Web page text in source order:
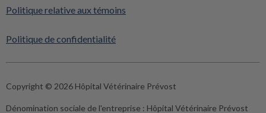
Politique relative aux témoins
Politique de confidentialité
Copyright © 2026 Hôpital Vétérinaire Prévost
Dénomination sociale de l'entreprise : Hôpital Vétérinaire Prévost